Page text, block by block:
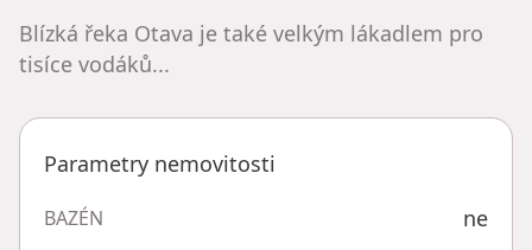
Blízká řeka Otava je také velkým lákadlem pro
tisíce vodáků...
Parametry nemovitosti
BAZÉN ne